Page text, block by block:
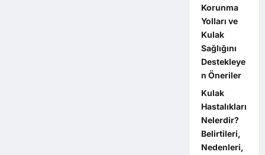
Korunma
Yolları ve
Kulak
Sağlığını
Destekleye
n Öneriler
Kulak
Hastalıkları
Nelerdir?
Belirtileri,
Nedenleri,